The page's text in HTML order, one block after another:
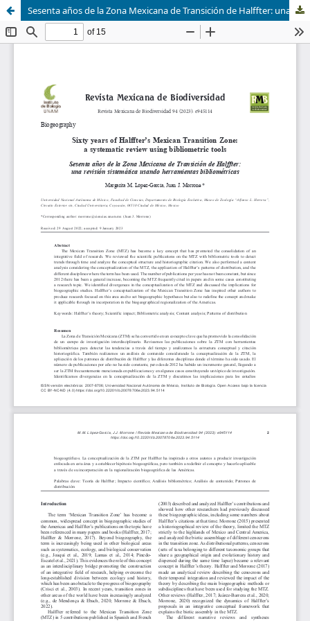
Sesenta años de la Zona Mexicana de Transición de Halffter: una revisión sistemática usando herramientas bibliométricas